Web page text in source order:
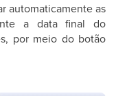
automaticamente as
a data final do
por meio do botão